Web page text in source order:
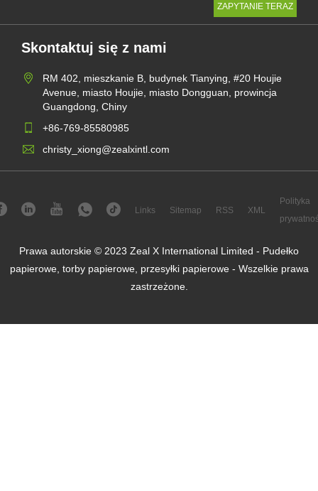
Skontaktuj się z nami
RM 402, mieszkanie B, budynek Tianying, #20 Houjie
Avenue, miasto Houjie, miasto Dongguan, prowincja
Guangdong, Chiny
+86-769-85580985
christy_xiong@zealxintl.com
Links Sitemap RSS XML
Polityka
Prawa autorskie © 2023 Zeal X International Limited - Pudełko
papierowe, torby papierowe, przesyłki papierowe - Wszelkie prawa
zastrzeżone.